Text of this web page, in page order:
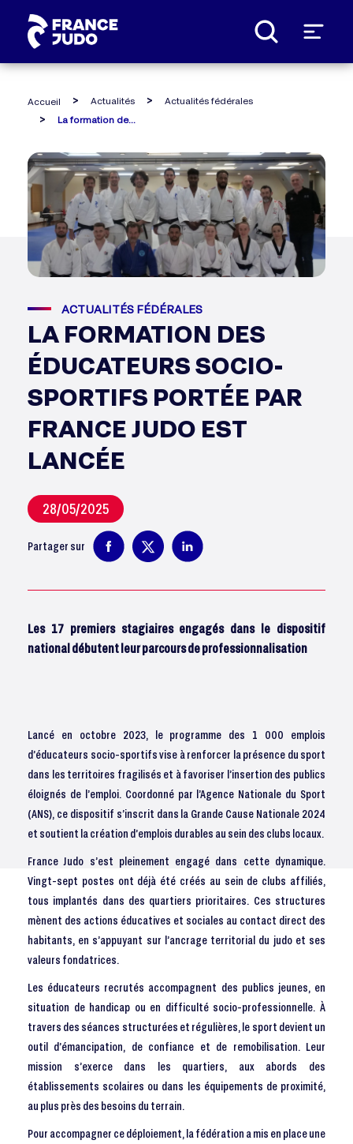
Accueil Actualités
Actualités fédérales
La formation des éducateurs socio-sportifs portée par france judo est lancée
ACTUALITÉS FÉDÉRALES
LA FORMATION DES
ÉDUCATEURS SOCIO-
SPORTIFS PORTÉE PAR
FRANCE JUDO EST
LANCÉE
28/05/2025
Partager sur
Les 17 premiers stagiaires engagés dans le dispositif
national débutent leur parcours de professionnalisation
Lancé en octobre 2023, le programme des 1 000 emplois
d’éducateurs socio-sportifs vise à renforcer la présence du sport
dans les territoires fragilisés et à favoriser l’insertion des publics
éloignés de l’emploi. Coordonné par l’Agence Nationale du Sport
(ANS), ce dispositif s’inscrit dans la Grande Cause Nationale 2024
et soutient la création d’emplois durables au sein des clubs locaux.
France Judo s’est pleinement engagé dans cette dynamique.
Vingt-sept postes ont déjà été créés au sein de clubs affiliés,
tous implantés dans des quartiers prioritaires. Ces structures
mènent des actions éducatives et sociales au contact direct des
habitants, en s’appuyant sur l’ancrage territorial du judo et ses
valeurs fondatrices.
Les éducateurs recrutés accompagnent des publics jeunes, en
situation de handicap ou en difficulté socio-professionnelle. À
travers des séances structurées et régulières, le sport devient un
outil d’émancipation, de confiance et de remobilisation. Leur
mission s’exerce dans les quartiers, aux abords des
établissements scolaires ou dans les équipements de proximité,
au plus près des besoins du terrain.
Pour accompagner ce déploiement, la fédération a mis en place une